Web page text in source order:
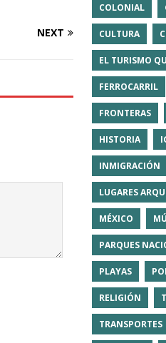
NEXT
COLONIAL
CULTURA
EL TURISMO
FERROCARRIL
FRONTERAS
HISTORIA
INMIGRACIÓN
LUGARES
MÉXICO
PARQUES
PLAYAS
RELIGIÓN
TRANSPORTES